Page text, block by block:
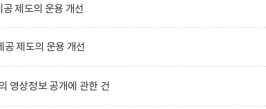
제도의 운용 개선
제도의 운용 개선
영상정보 공개에 관한 건